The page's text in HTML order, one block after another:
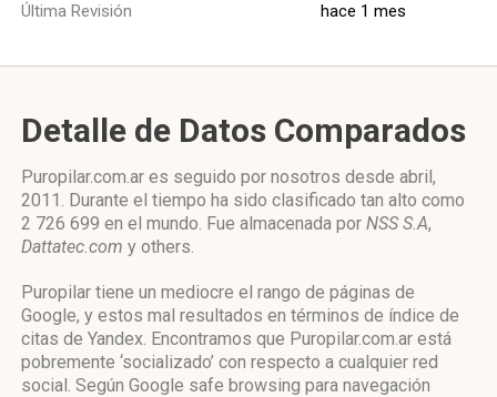
Última Revisión hace 1 mes
Detalle de Datos Comparados
Puropilar.com.ar es seguido por nosotros desde abril,
2011. Durante el tiempo ha sido clasificado tan alto como
2 726 699 en el mundo. Fue almacenada por NSS S.A,
Dattatec.com y others.
Puropilar tiene un mediocre el rango de páginas de
Google, y estos mal resultados en términos de índice de
citas de Yandex. Encontramos que Puropilar.com.ar está
pobremente ‘socializado’ con respecto a cualquier red
social. Según Google safe browsing para navegación